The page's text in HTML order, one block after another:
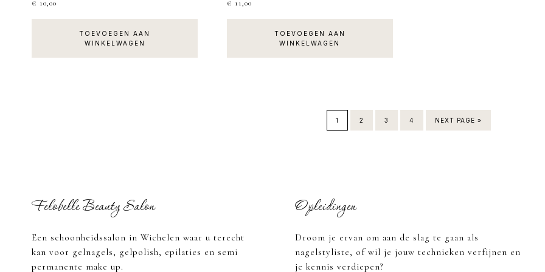
€ 10,00
TOEVOEGEN AAN
WINKELWAGEN
€ 11,00
TOEVOEGEN AAN
WINKELWAGEN
1 2 3 4 NEXT PAGE »
Felobelle Beauty Salon
Een schoonheidssalon in Wichelen waar u terecht
kan voor gelnagels, gelpolish, epilaties en semi
permanente make up.
Opleidingen
Droom je ervan om aan de slag te gaan als
nagelstyliste, of wil je jouw technieken verfijnen en
je kennis verdiepen?